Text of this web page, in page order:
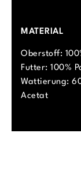
MATERIAL
Oberstoff:
Futter: 100%
Wattierung:
Acetat